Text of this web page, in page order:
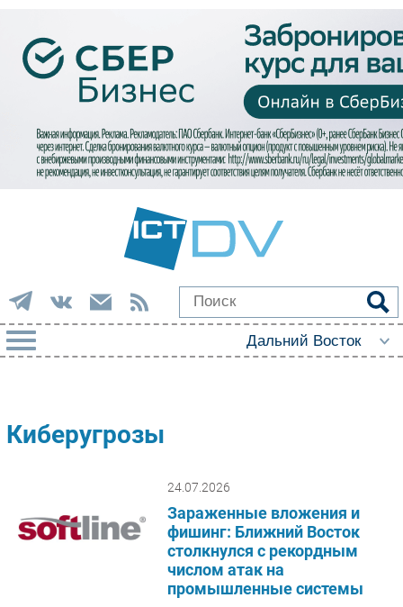
Импорто­замещение
Автоматизация Промышленности
Фиксированная связь
Киберугрозы
24.07.2026
Зараженные вложения и
фишинг: Ближний Восток
столкнулся с рекордным
числом атак на
промышленные системы